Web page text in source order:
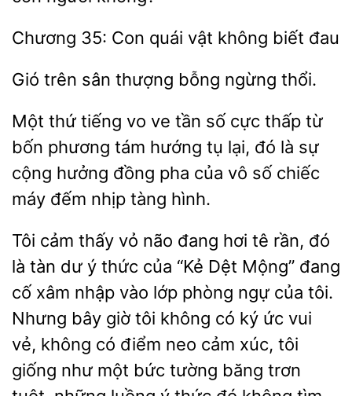
Chương 35: vật không biết
Gió trên sân thổi.
thứ tiếng vo ve tần số cực thấp từ
bốn phương tám hướng tụ lại, đó là sự
cộng hưởng đồng pha của vô số chiếc
đếm nhịp tàng
Tôi
thấy vỏ não đang hơi tê rần, đó
là tàn dư
thức của “Kẻ Dệt Mộng” đang
cố xâm nhập vào lớp phòng ngự của tôi.
Nhưng
giờ tôi không có ký ức vui
vẻ, không có điểm neo cảm xúc, tôi
giống như một bức tường băng trơn